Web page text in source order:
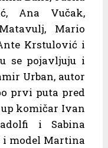
Ana Vučak,
Mario
Krstulović i
se pojavljuju i
Urban, autor
prvi puta pred
komičar Ivan
i Sabina
i model Martina